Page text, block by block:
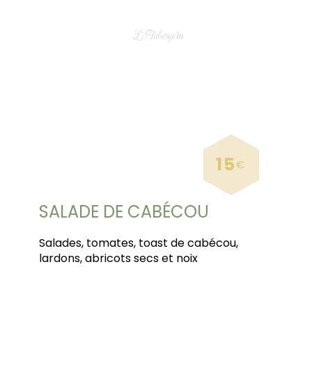
SALADE DE CABÉCOU
Salades, tomates, toast de cabécou,
lardons, abricots secs et noix
15€